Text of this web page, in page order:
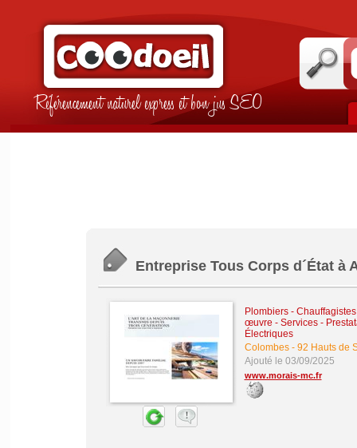
Référencement naturel express et bon jus SEO
Entreprise Tous Corps d´État à
Plombiers -
œuvre - Services -
Électriques
Colombes- 92 Hauts de
Ajouté le 03/09/2025
www.morais-mc.fr